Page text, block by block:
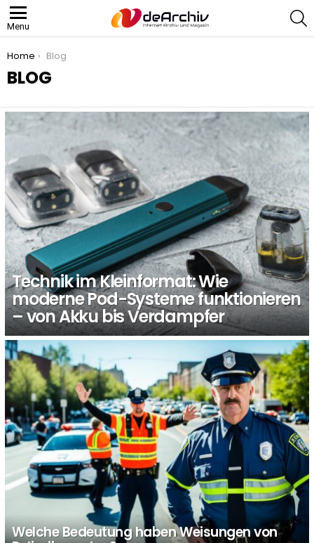
Menu
You are here:
Home Blog
BLOG
LATEST
STORIES
Technik im Kleinformat: Wie
moderne Pod-Systeme funktionieren
– von Akku bis Verdampfer
Welche Bedeutung haben Weisungen von